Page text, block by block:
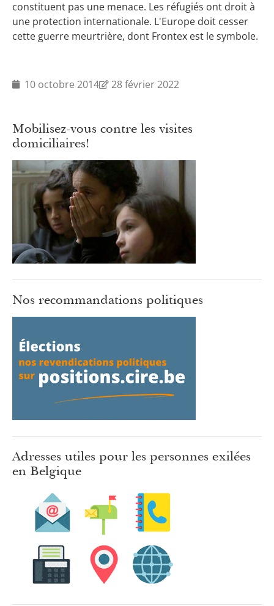
constituent pas une menace. Les réfugiés ont droit à
une protection internationale. L'Europe doit cesser
cette guerre meurtrière, dont Frontex est le symbole.
10 octobre 2014 28 février 2022
Mobilisez-vous contre les visites
domiciliaires!
Nos recommandations politiques
Adresses utiles pour les personnes exilées
en Belgique